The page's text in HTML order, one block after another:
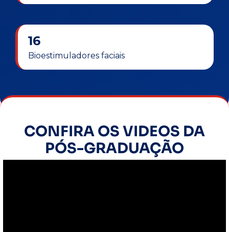
16
Bioestimuladores faciais
CONFIRA OS VIDEOS DA
PÓS-GRADUAÇÃO